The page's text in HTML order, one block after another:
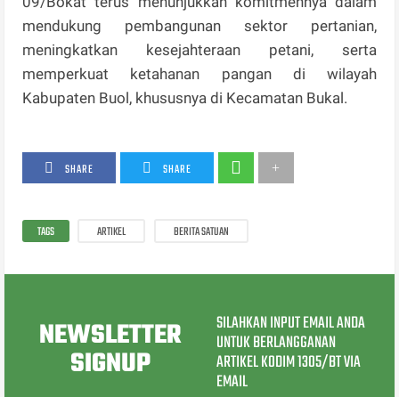
mendukung pembangunan sektor pertanian,
meningkatkan kesejahteraan petani, serta
memperkuat ketahanan pangan di wilayah
Kabupaten Buol, khususnya di Kecamatan Bukal.
SHARE SHARE
TAGS ARTIKEL BERITA SATUAN
NEWSLETTER
SIGNUP
SILAHKAN INPUT EMAIL ANDA
UNTUK BERLANGGANAN
ARTIKEL KODIM 1305/BT VIA
EMAIL